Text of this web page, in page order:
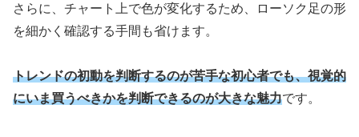
さらに、チャート上で色が変化するため、ローソク足の形
を細かく確認する手間も省けます。
トレンドの初動を判断するのが苦手な初心者でも、視覚的
にいま買うべきかを判断できるのが大きな魅力です。